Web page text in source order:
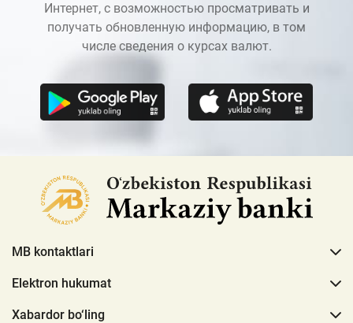
Интернет, с возможностью просматривать и
получать обновленную информацию, в том
числе сведения о курсах валют.
MB kontaktlari
Elektron hukumat
Xabardor bo‘ling